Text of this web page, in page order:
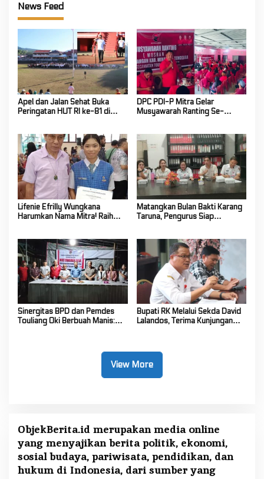
News Feed
Apel dan Jalan Sehat Buka
Peringatan HUT RI ke-81 di
DPC PDI-P Mitra Gelar
Musyawarah Ranting Se-
Lifenie Efrilly Wungkana
Harumkan Nama Mitra! Raih
Matangkan Bulan Bakti Karang
Taruna, Pengurus Siap
Sinergitas BPD dan Pemdes
Touliang Oki Berbuah Manis:
Bupati RK Melalui Sekda David
Lalandos, Terima Kunjungan
View More
ObjekBerita.id merupakan media online
yang menyajikan berita politik, ekonomi,
sosial budaya, pariwisata, pendidikan, dan
hukum di Indonesia, dari sumber yang